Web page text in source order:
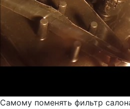
Самому поменять фильтр